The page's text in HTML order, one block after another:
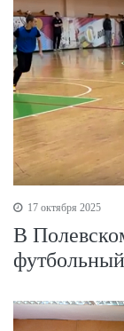
17 октября 2025
В